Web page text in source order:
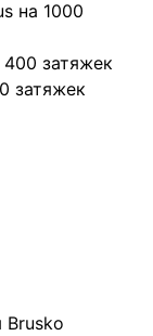
на 1000
400 затяжек
затяжек